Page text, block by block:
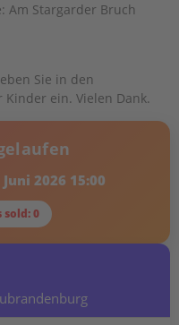
Am Stargarder Bruch
Sie in den
ein. Vielen Dank.
Juni 2026 15:00
0